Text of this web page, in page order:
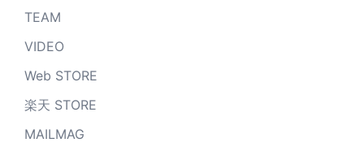
TEAM
VIDEO
Web STORE
楽天 STORE
MAILMAG